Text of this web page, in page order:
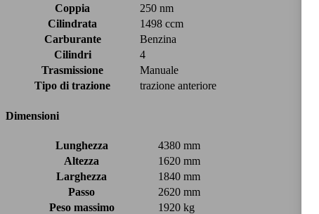
Coppia
250 nm
Cilindrata
1498 ccm
Carburante
Benzina
Cilindri
4
Trasmissione
Manuale
Tipo di trazione
trazione anteriore
Dimensioni
Lunghezza
4380 mm
Altezza
1620 mm
Larghezza
1840 mm
Passo
2620 mm
Peso massimo
1920 kg